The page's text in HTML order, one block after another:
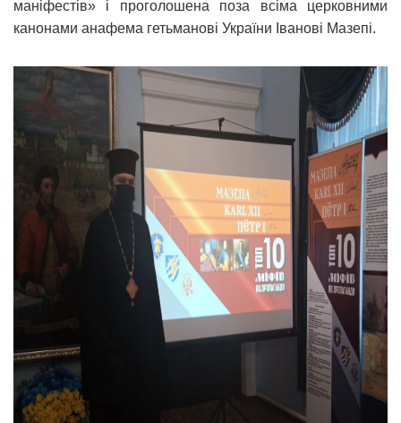
маніфестів» і проголошена поза всіма церковними
канонами анафема гетьманові України Іванові Мазепі.